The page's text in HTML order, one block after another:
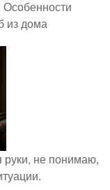
из дома
руки, не понимаю,